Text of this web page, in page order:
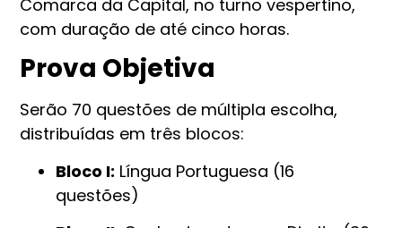
Comarca da Capital, no turno vespertino,
com duração de até cinco horas.
Prova Objetiva
Serão 70 questões de múltipla escolha,
distribuídas em três blocos:
Bloco I: Língua Portuguesa (16
questões)